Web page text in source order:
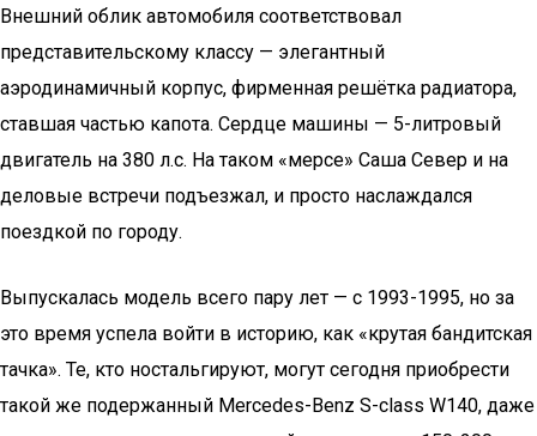
Внешний облик автомобиля соответствовал
представительскому классу — элегантный
аэродинамичный корпус, фирменная решётка радиатора,
ставшая частью капота. Сердце машины — 5-литровый
двигатель на 380 л.с. На таком «мерсе» Саша Север и на
деловые встречи подъезжал, и просто наслаждался
поездкой по городу.
Выпускалась модель всего пару лет — с 1993-1995, но за
это время успела войти в историю, как «крутая бандитская
тачка». Те, кто ностальгируют, могут сегодня приобрести
такой же подержанный Mercedes-Benz S-class W140, даже